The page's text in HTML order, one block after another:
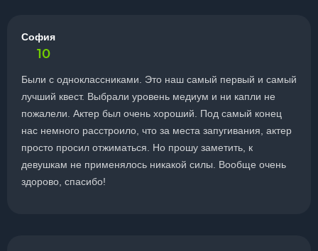
София
10
Были с одноклассниками. Это наш самый первый и самый
лучший квест. Выбрали уровень медиум и ни капли не
пожалели. Актер был очень хороший. Под самый конец
нас немного расстроило, что за места запугивания, актер
просто просил отжиматься. Но прошу заметить, к
девушкам не применялось никакой силы. Вообще очень
здорово, спасибо!